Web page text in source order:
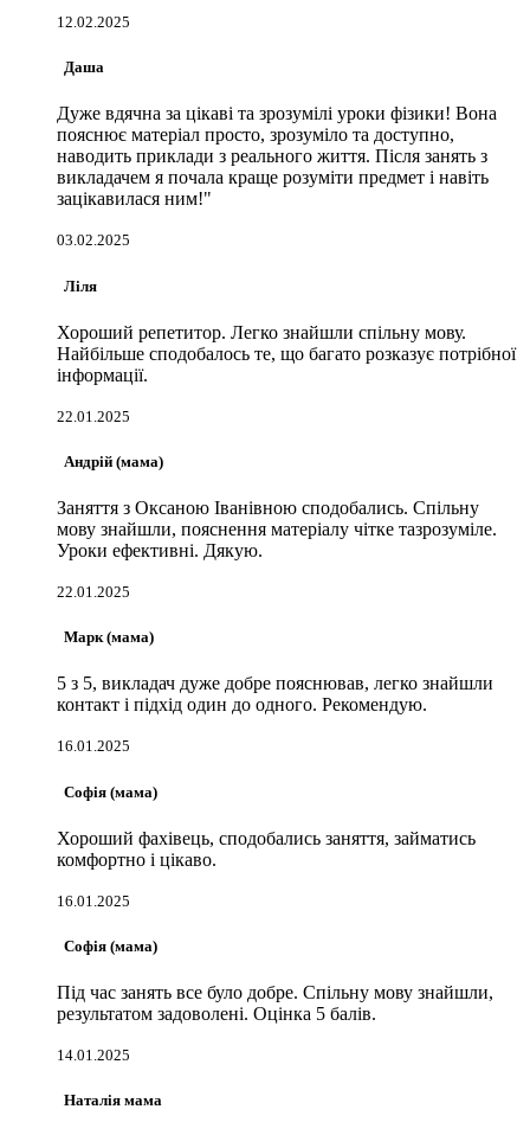
12.02.2025
Даша
Дуже вдячна за цікаві та зрозумілі уроки фізики! Вона
пояснює матеріал просто, зрозуміло та доступно,
наводить приклади з реального життя. Після занять з
викладачем я почала краще розуміти предмет і навіть
зацікавилася ним!"
03.02.2025
Ліля
Хороший репетитор. Легко знайшли спільну мову.
Найбільше сподобалось те, що багато розказує потрібної
інформації.
22.01.2025
Андрій (мама)
Заняття з Оксаною Іванівною сподобались. Спільну
мову знайшли, пояснення матеріалу чітке тазрозуміле.
Уроки ефективні. Дякую.
22.01.2025
Марк (мама)
5 з 5, викладач дуже добре пояснював, легко знайшли
контакт і підхід один до одного. Рекомендую.
16.01.2025
Софія (мама)
Хороший фахівець, сподобались заняття, займатись
комфортно і цікаво.
16.01.2025
Софія (мама)
Під час занять все було добре. Спільну мову знайшли,
результатом задоволені. Оцінка 5 балів.
14.01.2025
Наталія мама